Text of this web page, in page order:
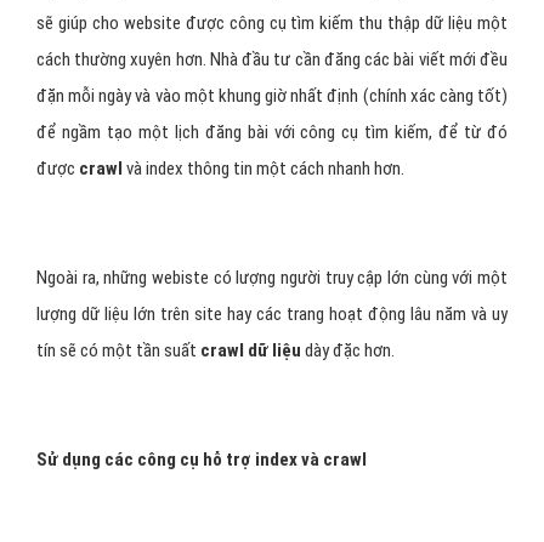
sẽ giúp cho website được công cụ tìm kiếm thu thập dữ liệu một
cách thường xuyên hơn. Nhà đầu tư cần đăng các bài viết mới đều
đặn mỗi ngày và vào một khung giờ nhất định (chính xác càng tốt)
để ngầm tạo một lịch đăng bài với công cụ tìm kiếm, để từ đó
được crawl và index thông tin một cách nhanh hơn.
Ngoài ra, những webiste có lượng người truy cập lớn cùng với một
lượng dữ liệu lớn trên site hay các trang hoạt động lâu năm và uy
tín sẽ có một tần suất crawl dữ liệu dày đặc hơn.
Sử dụng các công cụ hỗ trợ index và crawl